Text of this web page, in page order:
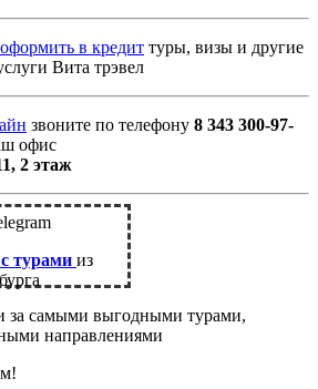
в кредит туры, визы и другие
Вита трэвел
звоните по телефону 8 343 300-97-
офис
2 этаж
турами из
за самыми выгодными турами,
направлениями